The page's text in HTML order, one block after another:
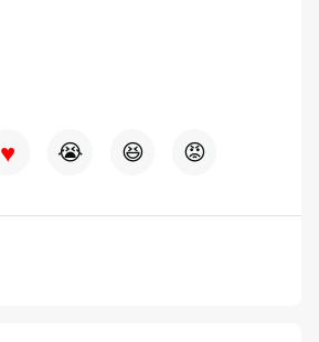
♥ 😭 😆 😡